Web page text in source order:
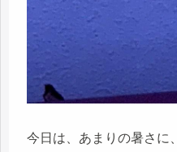
今日は、あまりの暑さに、